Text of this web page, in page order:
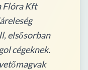
Flóra Kft
elsősorban
cégeknek.